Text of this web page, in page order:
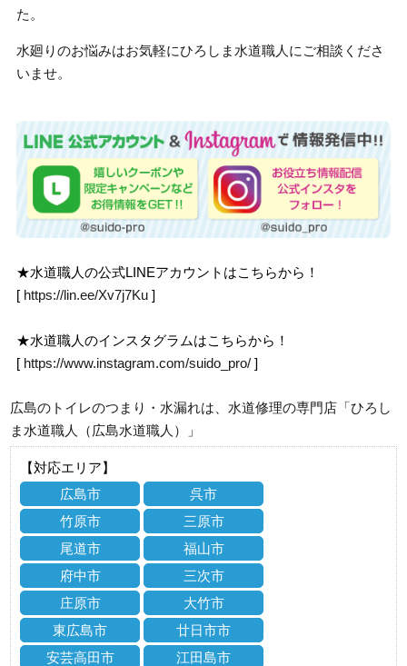
た。
水廻りのお悩みはお気軽にひろしま水道職人にご相談くださ
いませ。
★水道職人の公式LINEアカウントはこちらから！
[ https://lin.ee/Xv7j7Ku ]
★水道職人のインスタグラムはこちらから！
[ https://www.instagram.com/suido_pro/ ]
広島のトイレのつまり・水漏れは、水道修理の専門店「ひろし
ま水道職人（広島水道職人）」
【対応エリア】
広島市
呉市
竹原市
三原市
尾道市
福山市
府中市
三次市
庄原市
大竹市
東広島市
廿日市市
安芸高田市
江田島市